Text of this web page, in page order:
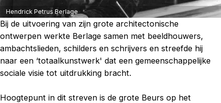
Hendrick Petrus Berlage
Bij de uitvoering van zijn grote architectonische
ontwerpen werkte Berlage samen met beeldhouwers,
ambachtslieden, schilders en schrijvers en streefde hij
naar een ‘totaalkunstwerk' dat een gemeenschappelijke
sociale visie tot uitdrukking bracht.
Hoogtepunt in dit streven is de grote Beurs op het